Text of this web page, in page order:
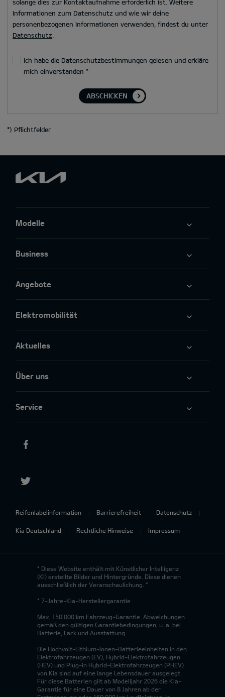
solange dies zur Kontaktaufnahme erforderlich ist. Weitere
Informationen zum Datenschutz und wie wir deine
personenbezogenen Informationen verwenden, findest du unter
Datenschutz
Ich habe die Datenschutzbestimmungen gelesen und erkläre
mich einverstanden *
ABSCHICKEN
*) Pflichtfelder
Modelle
Business
Angebote
Elektromobilität
Aktuelles
Über uns
Service
Reifenlabelinformation Barrierefreiheit Datenschutz
Kia Deutschland Rechtliche Hinweise Impressum
* Diese Website enthält mit Künstlicher Intelligenz
(KI) erstellte Bilder und Hintergründe. Diese dienen
ausschließlich der Veranschaulichung. *
* 7-Jahre-Kia-Herstellergarantie
Max. 150.000 km Fahrzeug-Garantie. Abweichungen
gemäß den gültigen Garantiebedingungen, u. a. bei
Batterie, Lack und Ausstattung.
Die Hochvolt-Lithium-Ionen-Batterieeinheiten in den
Elektrofahrzeugen (EV), Hybrid-Elektrofahrzeugen
(HEV) und Plug-in Hybrid-Elektrofahrzeugen (PHEV)
von Kia sind auf eine lange Lebensdauer ausgelegt.
Für diese Batterien gilt ab Modelljahr 2026 die Kia-
Garantie für eine Dauer von 8 Jahren ab der